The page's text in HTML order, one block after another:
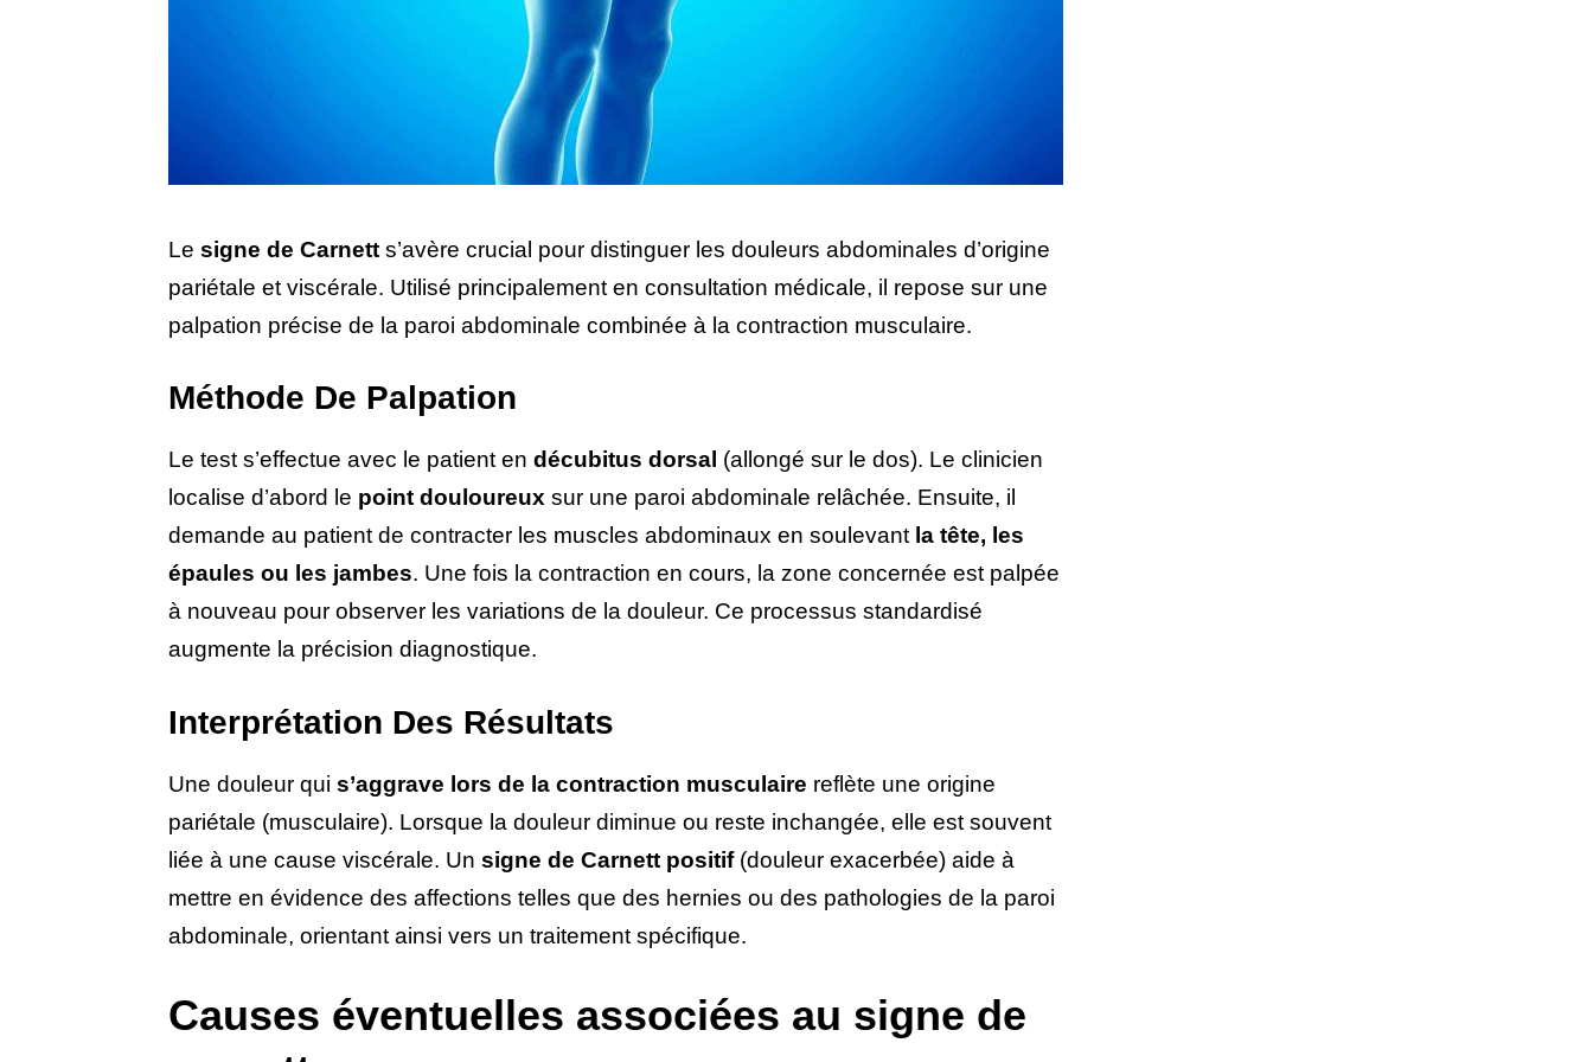
Le signe de Carnett s’avère crucial pour distinguer les douleurs abdominales d’origine
pariétale et viscérale. Utilisé principalement en consultation médicale, il repose sur une
palpation précise de la paroi abdominale combinée à la contraction musculaire.
Méthode De Palpation
Le test s’effectue avec le patient en décubitus dorsal (allongé sur le dos). Le clinicien
localise d’abord le point douloureux sur une paroi abdominale relâchée. Ensuite, il
demande au patient de contracter les muscles abdominaux en soulevant la tête, les
épaules ou les jambes. Une fois la contraction en cours, la zone concernée est palpée
à nouveau pour observer les variations de la douleur. Ce processus standardisé
augmente la précision diagnostique.
Interprétation Des Résultats
Une douleur qui s’aggrave lors de la contraction musculaire reflète une origine
pariétale (musculaire). Lorsque la douleur diminue ou reste inchangée, elle est souvent
liée à une cause viscérale. Un signe de Carnett positif(douleur exacerbée) aide à
mettre en évidence des affections telles que des hernies ou des pathologies de la paroi
abdominale, orientant ainsi vers un traitement spécifique.
Causes éventuelles associées au signe de